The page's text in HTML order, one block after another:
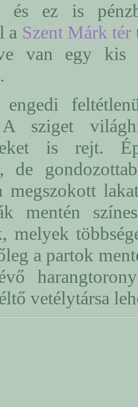
és ez is
a Szent Márk tér
van egy
A sziget
is rejt.
de
megszokott
mentén
melyek
a partok
vetélytársa